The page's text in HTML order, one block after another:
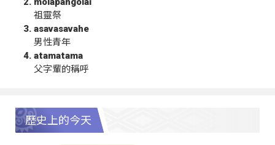
祖靈祭
asavasavahe
男性青年
atamatama
父字輩的稱呼
歷史上的今天